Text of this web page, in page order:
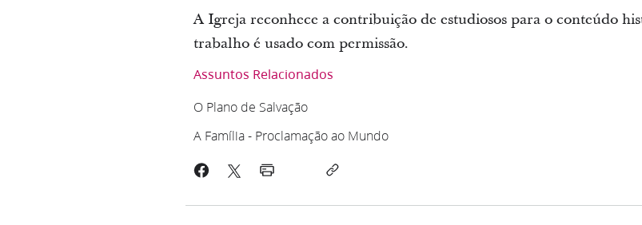
A Igreja reconhece a contribuição de estudiosos para o conteúdo
trabalho é usado com permissão.
Assuntos Relacionados
O Plano de Salvação
A Família - Proclamação ao Mundo